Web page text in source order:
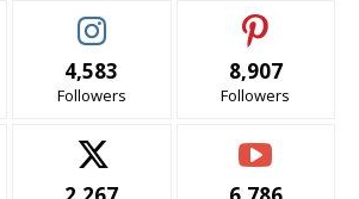
4,583
Followers
8,907
Followers